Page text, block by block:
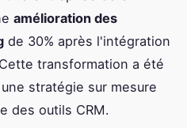
amélioration des
de 30% après l'intégration
transformation a été
stratégie sur mesure
des outils CRM.